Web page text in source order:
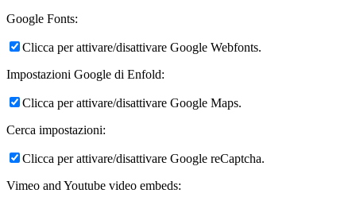
Google Fonts:
Clicca per attivare/disattivare Google Webfonts.
Impostazioni Google di Enfold:
Clicca per attivare/disattivare Google Maps.
Cerca impostazioni:
Clicca per attivare/disattivare Google reCaptcha.
Vimeo and Youtube video embeds: